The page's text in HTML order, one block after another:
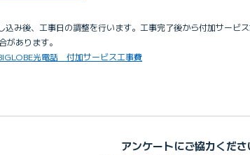
込み後、工事日の調整を行います。工事完了後から付加サービ
があります。
光電話 付加サービス工事費
アンケートにご協力くださ